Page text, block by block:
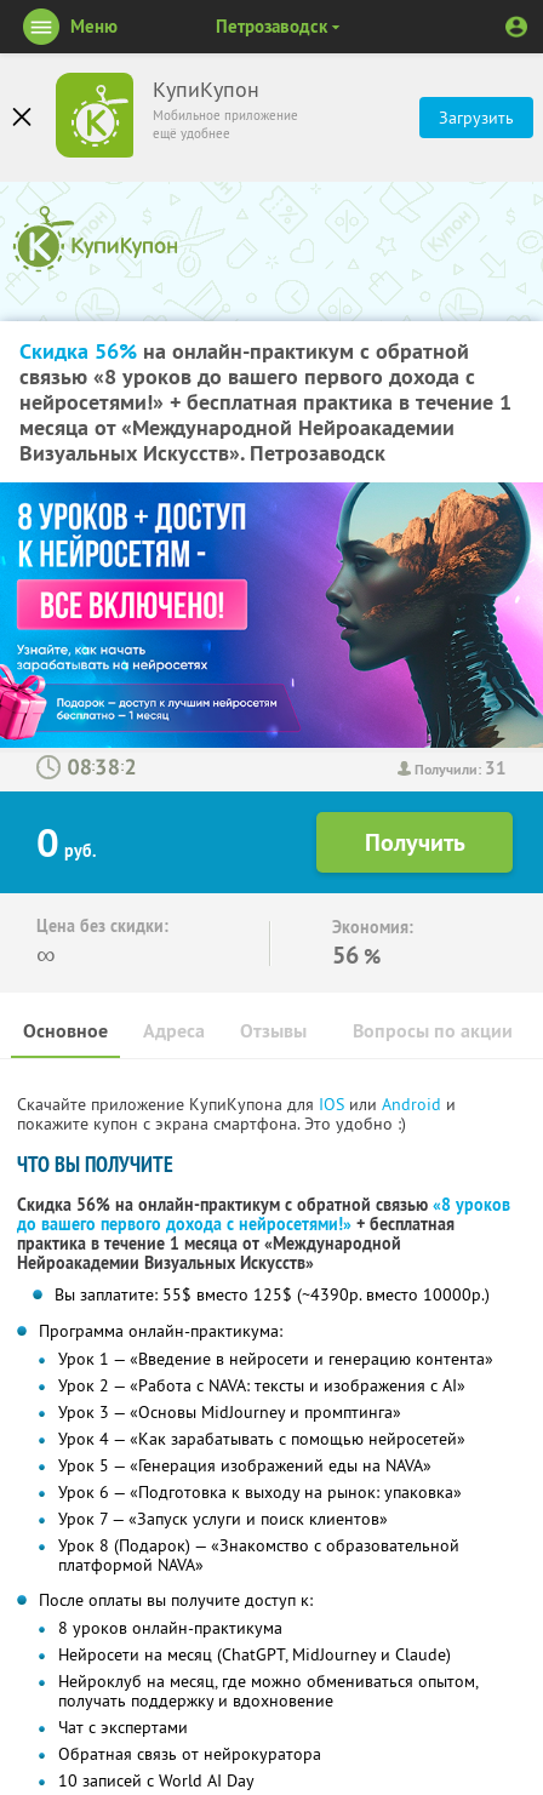
КупиКупон
Мобильное приложение
ещё удобнее
Загрузить
Меню Петрозаводск
Скидка 56% на онлайн-практикум с обратной
связью «8 уроков до вашего первого дохода с
нейросетями!» + бесплатная практика в течение 1
месяца от «Международной Нейроакадемии
Визуальных Искусств». Петрозаводск
Получили: 31
: :
0 руб.
Цена без скидки:
∞
Экономия:
56 %
Основное Отзывы Вопросы по акции
Адреса
Скачайте приложение КупиКупона для IOS или Android и
покажите купон с экрана смартфона. Это удобно :)
ЧТО ВЫ ПОЛУЧИТЕ
Скидка 56% на онлайн-практикум с обратной связью «8 уроков
до вашего первого дохода с нейросетями!» + бесплатная
практика в течение 1 месяца от «Международной
Нейроакадемии Визуальных Искусств»
Вы заплатите: 55$ вместо 125$ (~4390р. вместо 10000р.)
Программа онлайн-практикума:
Урок 1 — «Введение в нейросети и генерацию контента»
Урок 2 — «Работа с NAVA: тексты и изображения с AI»
Урок 3 — «Основы MidJourney и промптинга»
Урок 4 — «Как зарабатывать с помощью нейросетей»
Урок 5 — «Генерация изображений еды на NAVA»
Урок 6 — «Подготовка к выходу на рынок: упаковка»
Урок 7 — «Запуск услуги и поиск клиентов»
Урок 8 (Подарок) — «Знакомство с образовательной
платформой NAVA»
После оплаты вы получите доступ к:
8 уроков онлайн-практикума
Нейросети на месяц (ChatGPT, MidJourney и Claude)
Нейроклуб на месяц, где можно обмениваться опытом,
получать поддержку и вдохновение
Чат с экспертами
Обратная связь от нейрокуратора
10 записей с World AI Day